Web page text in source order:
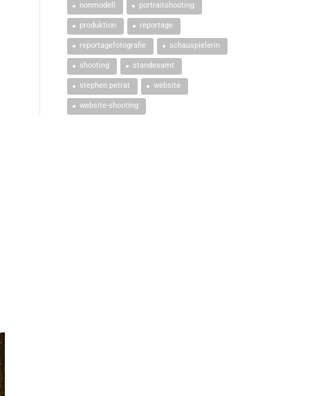
nonmodell portraitshooting
produktion reportage
reportagefotografie schauspielerin
shooting standesamt
stephen petrat website
website-shooting